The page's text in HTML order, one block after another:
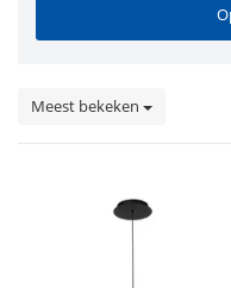
Meest bekeken